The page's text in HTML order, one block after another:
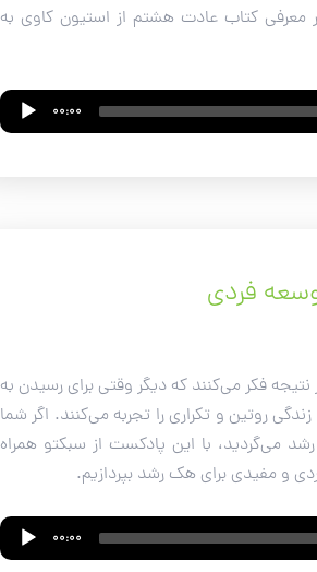
معرفی کتاب عادت هشتم از استیون کاوی به
00:00
فردی
فکر می‌کنند که دیگر وقتی برای رسیدن به
روتین و تکراری را تجربه می‌کنند. اگر شما
می‌گردید، با این پادکست از سبکتو همراه
و مفیدی برای هک رشد بپردازیم.
00:00